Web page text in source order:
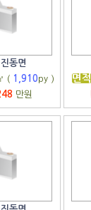
동면
( 1,910py )
만원
면적